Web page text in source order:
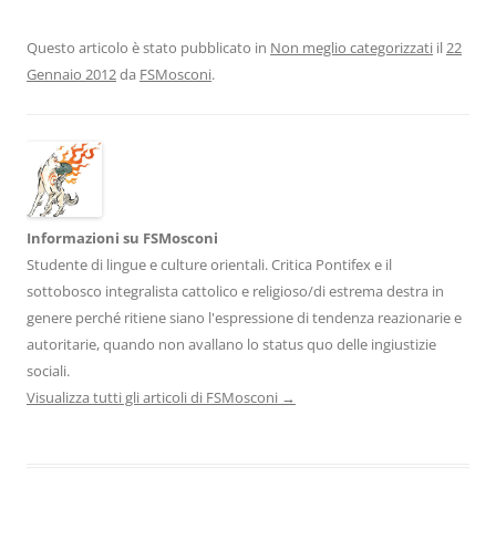
Questo articolo è stato pubblicato in Non meglio categorizzati il22
Gennaio 2012da FSMosconi.
Informazioni su FSMosconi
Studente di lingue e culture orientali. Critica Pontifex e il
sottobosco integralista cattolico e religioso/di estrema destra in
genere perché ritiene siano l'espressione di tendenza reazionarie e
autoritarie, quando non avallano lo status quo delle ingiustizie
sociali.
Visualizza tutti gli articoli di FSMosconi →